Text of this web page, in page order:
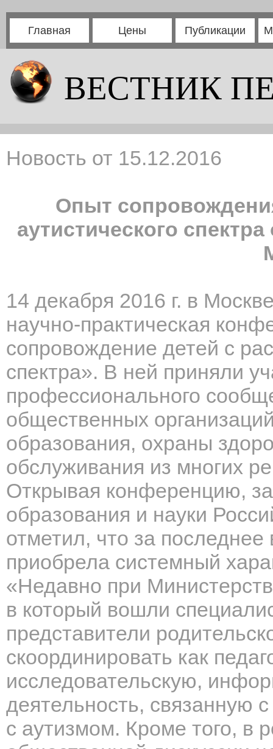
Главная Цены Публикации
ВЕСТНИК
Новость от 15.12.2016
Опыт
аутистического
14 декабря 2016 г. в
научно-практическая
сопровождение детей с
спектра». В ней приняли
профессионального
общественных
образования, охраны
обслуживания из многих
Открывая конференцию,
образования и науки
отметил, что за
приобрела системный
«Недавно при
в который вошли
представители
скоординировать как
исследовательскую,
деятельность, связанную
с аутизмом. Кроме того, в